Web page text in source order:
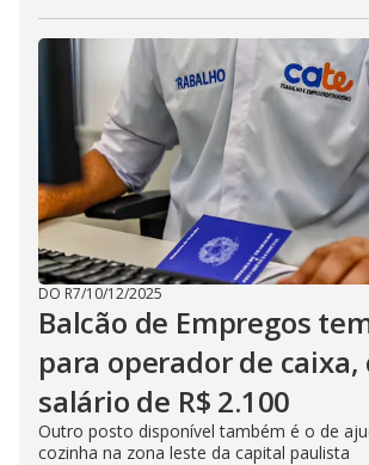
DO R7/10/12/2025
Balcão de Empregos
para operador de caixa,
salário de R$ 2.100
Outro posto disponível também é o de
cozinha na zona leste da capital paulista